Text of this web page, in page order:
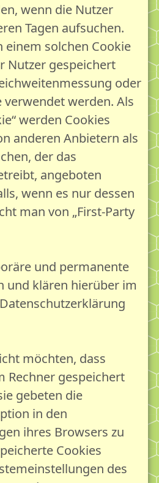
wenn die Nutzer
Tagen aufsuchen.
einem solchen Cookie
Nutzer gespeichert
oder
werden. Als
werden Cookies
anderen Anbietern als
der das
angeboten
wenn es nur dessen
man von „First-Party
und permanente
und klären hierüber im
möchten, dass
Rechner gespeichert
gebeten die
in den
ihres Browsers zu
Cookies
des